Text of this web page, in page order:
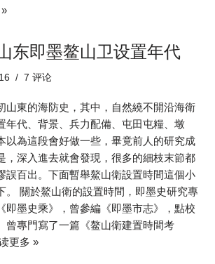
东即墨鳌山卫设置年代
7 评论
山東的海防史，其中，自然繞不開沿海衛
年代、背景、兵力配備、屯田屯糧、墩
以為這段會好做一些，畢竟前人的研究成
，深入進去就會發現，很多的細枝末節都
誤百出。下面暫舉鰲山衛設置時間這個小
。 關於鰲山衛的設置時間，即墨史研究專
即墨史乘》，曾參編《即墨市志》，點校
曾專門寫了一篇《鳌山衛建置時間考
更多 »